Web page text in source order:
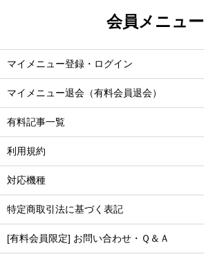
会員メニュー
マイメニュー登録・ログイン
マイメニュー退会（有料会員退会）
有料記事一覧
利用規約
対応機種
特定商取引法に基づく表記
[有料会員限定] お問い合わせ・Ｑ＆Ａ